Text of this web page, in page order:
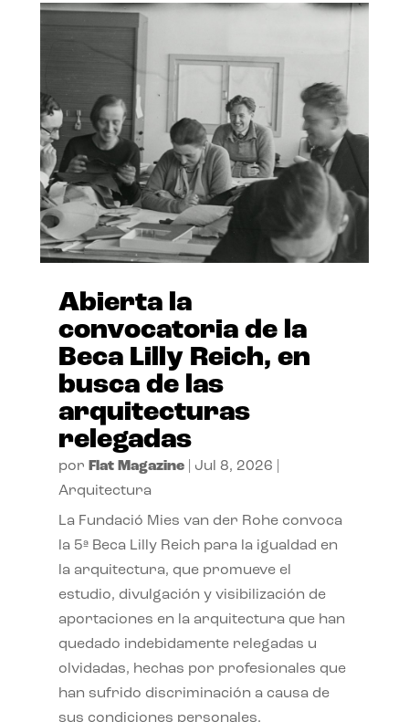
Abierta la
convocatoria de la
Beca Lilly Reich, en
busca de las
arquitecturas
relegadas
por Flat Magazine| Jul 8, 2026
Arquitectura
La Fundació Mies van der Rohe convoca
la 5ª Beca Lilly Reich para la igualdad en
la arquitectura, que promueve el
estudio, divulgación y visibilización de
aportaciones en la arquitectura que han
quedado indebidamente relegadas u
olvidadas, hechas por profesionales que
han sufrido discriminación a causa de
sus condiciones personales.